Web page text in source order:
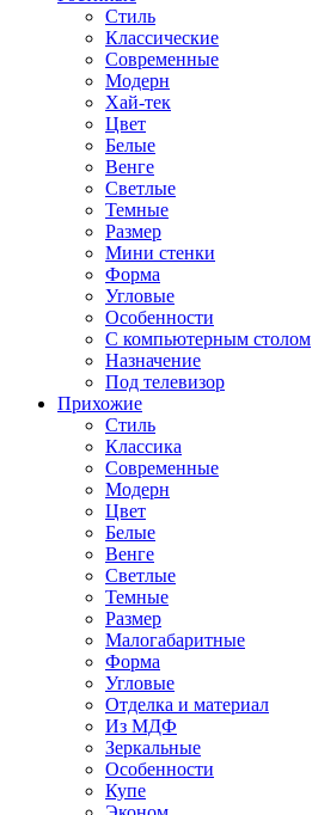
Стиль
Классические
Современные
Модерн
Хай-тек
Цвет
Белые
Венге
Светлые
Темные
Размер
Мини стенки
Форма
Угловые
Особенности
С компьютерным столом
Назначение
Под телевизор
Прихожие
Стиль
Классика
Современные
Модерн
Цвет
Белые
Венге
Светлые
Темные
Размер
Малогабаритные
Форма
Угловые
Отделка и материал
Из МДФ
Зеркальные
Особенности
Купе